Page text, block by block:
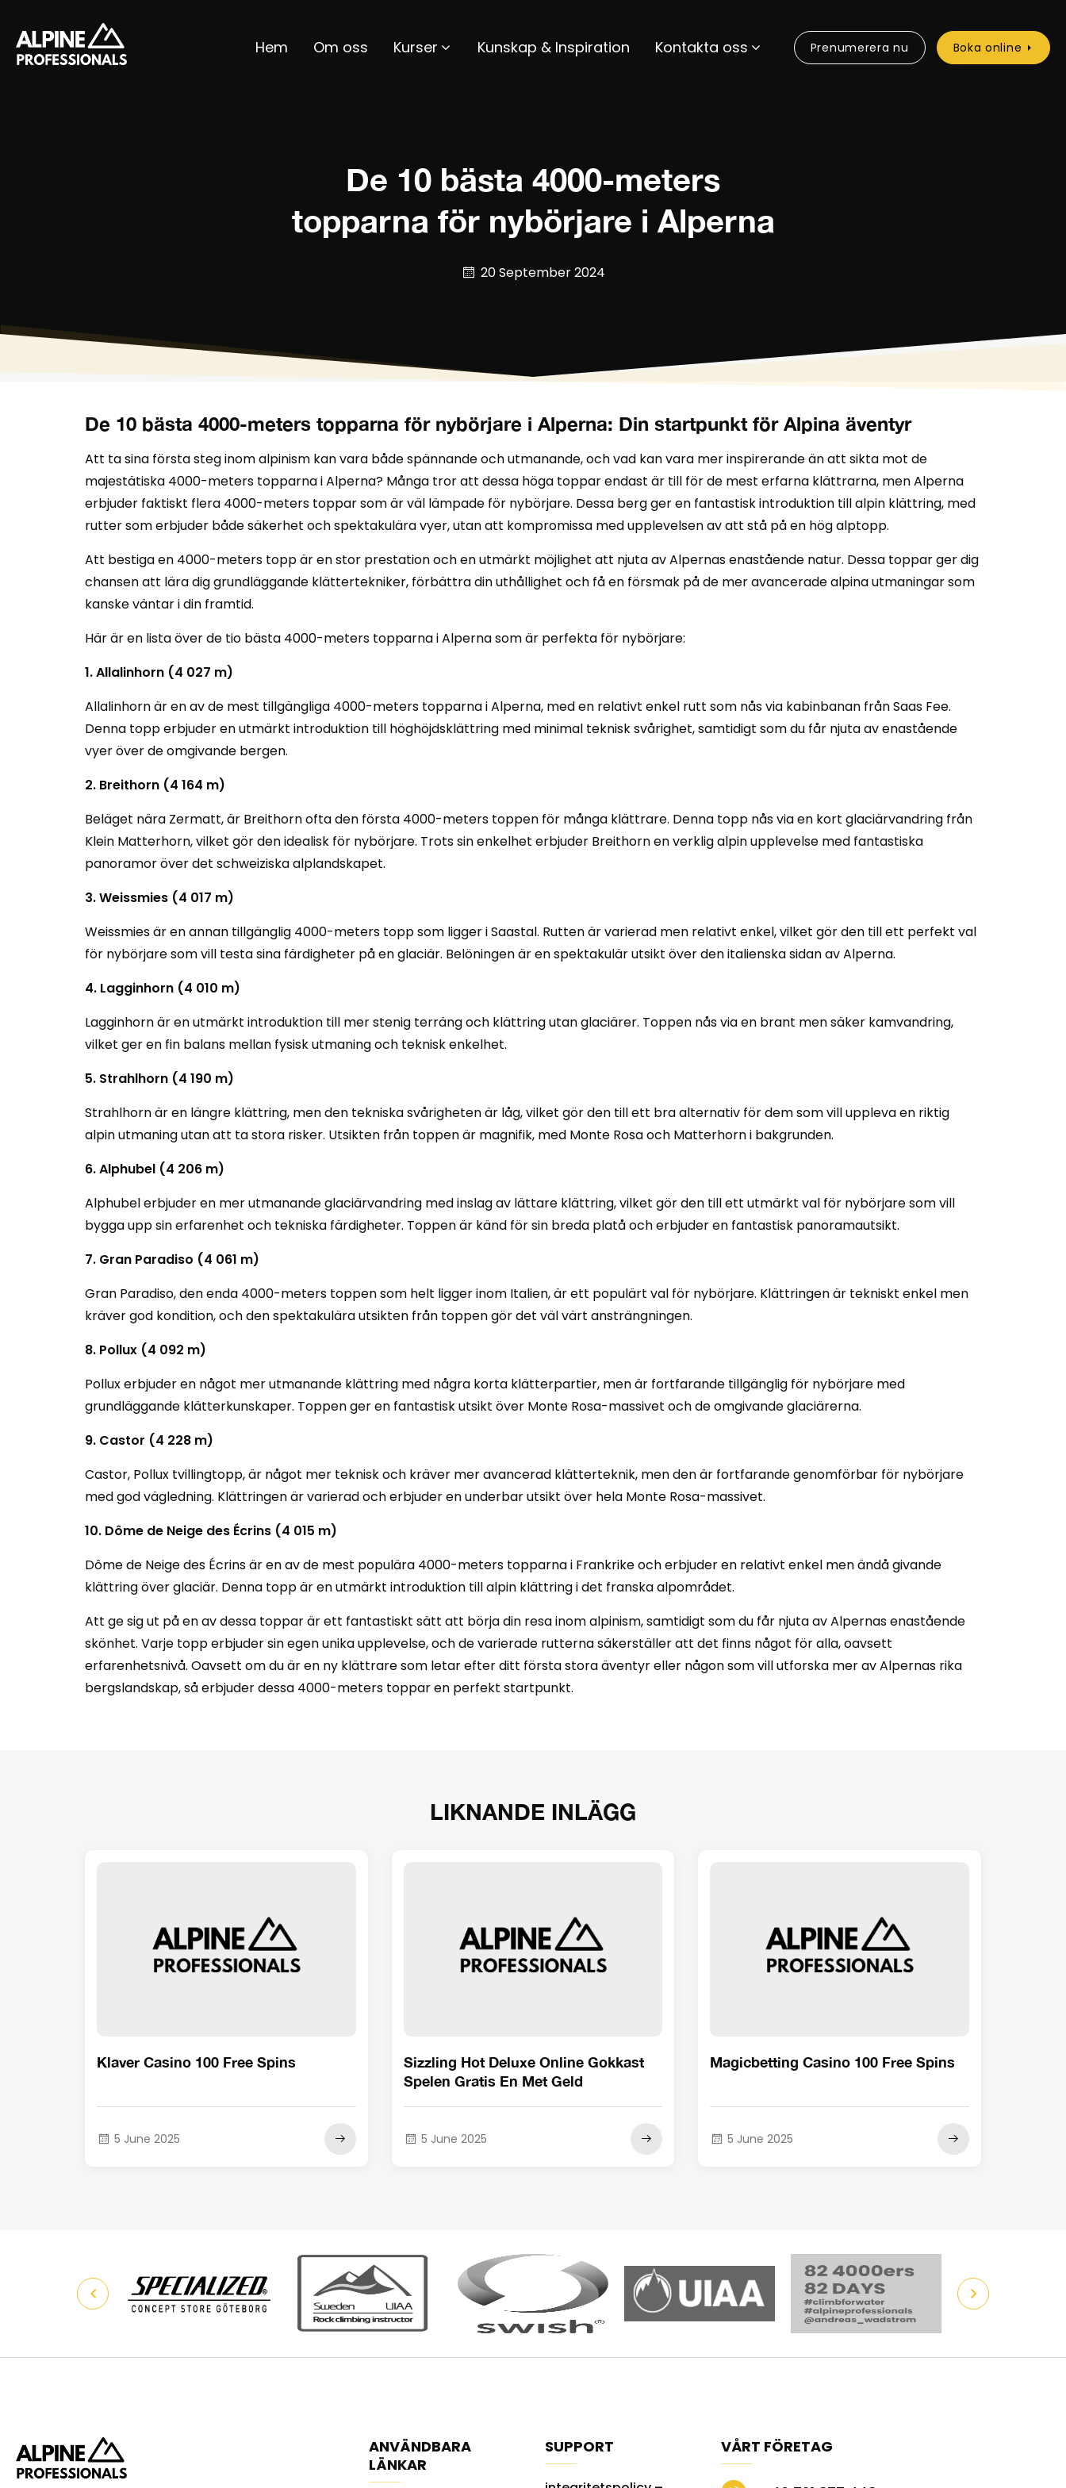
Hem Om oss Kurser Kunskap & Inspiration Kontakta oss Prenumerera nu Boka online
De 10 bästa 4000-meters
topparna för nybörjare i Alperna
20 September 2024
De 10 bästa 4000-meters topparna för nybörjare i Alperna: Din startpunkt för Alpina äventyr
Att ta sina första steg inom alpinism kan vara både spännande och utmanande, och vad kan vara mer inspirerande än att sikta mot de
majestätiska 4000-meters topparna i Alperna? Många tror att dessa höga toppar endast är till för de mest erfarna klättrarna, men Alperna
erbjuder faktiskt flera 4000-meters toppar som är väl lämpade för nybörjare. Dessa berg ger en fantastisk introduktion till alpin klättring, med
rutter som erbjuder både säkerhet och spektakulära vyer, utan att kompromissa med upplevelsen av att stå på en hög alptopp.
Att bestiga en 4000-meters topp är en stor prestation och en utmärkt möjlighet att njuta av Alpernas enastående natur. Dessa toppar ger dig
chansen att lära dig grundläggande klättertekniker, förbättra din uthållighet och få en försmak på de mer avancerade alpina utmaningar som
kanske väntar i din framtid.
Här är en lista över de tio bästa 4000-meters topparna i Alperna som är perfekta för nybörjare:
1. Allalinhorn (4 027 m)
Allalinhorn är en av de mest tillgängliga 4000-meters topparna i Alperna, med en relativt enkel rutt som nås via kabinbanan från Saas Fee.
Denna topp erbjuder en utmärkt introduktion till höghöjdsklättring med minimal teknisk svårighet, samtidigt som du får njuta av enastående
vyer över de omgivande bergen.
2. Breithorn (4 164 m)
Beläget nära Zermatt, är Breithorn ofta den första 4000-meters toppen för många klättrare. Denna topp nås via en kort glaciärvandring från
Klein Matterhorn, vilket gör den idealisk för nybörjare. Trots sin enkelhet erbjuder Breithorn en verklig alpin upplevelse med fantastiska
panoramor över det schweiziska alplandskapet.
3. Weissmies (4 017 m)
Weissmies är en annan tillgänglig 4000-meters topp som ligger i Saastal. Rutten är varierad men relativt enkel, vilket gör den till ett perfekt val
för nybörjare som vill testa sina färdigheter på en glaciär. Belöningen är en spektakulär utsikt över den italienska sidan av Alperna.
4. Lagginhorn (4 010 m)
Lagginhorn är en utmärkt introduktion till mer stenig terräng och klättring utan glaciärer. Toppen nås via en brant men säker kamvandring,
vilket ger en fin balans mellan fysisk utmaning och teknisk enkelhet.
5. Strahlhorn (4 190 m)
Strahlhorn är en längre klättring, men den tekniska svårigheten är låg, vilket gör den till ett bra alternativ för dem som vill uppleva en riktig
alpin utmaning utan att ta stora risker. Utsikten från toppen är magnifik, med Monte Rosa och Matterhorn i bakgrunden.
6. Alphubel (4 206 m)
Alphubel erbjuder en mer utmanande glaciärvandring med inslag av lättare klättring, vilket gör den till ett utmärkt val för nybörjare som vill
bygga upp sin erfarenhet och tekniska färdigheter. Toppen är känd för sin breda platå och erbjuder en fantastisk panoramautsikt.
7. Gran Paradiso (4 061 m)
Gran Paradiso, den enda 4000-meters toppen som helt ligger inom Italien, är ett populärt val för nybörjare. Klättringen är tekniskt enkel men
kräver god kondition, och den spektakulära utsikten från toppen gör det väl värt ansträngningen.
8. Pollux (4 092 m)
Pollux erbjuder en något mer utmanande klättring med några korta klätterpartier, men är fortfarande tillgänglig för nybörjare med
grundläggande klätterkunskaper. Toppen ger en fantastisk utsikt över Monte Rosa-massivet och de omgivande glaciärerna.
9. Castor (4 228 m)
Castor, Pollux tvillingtopp, är något mer teknisk och kräver mer avancerad klätterteknik, men den är fortfarande genomförbar för nybörjare
med god vägledning. Klättringen är varierad och erbjuder en underbar utsikt över hela Monte Rosa-massivet.
10. Dôme de Neige des Écrins (4 015 m)
Dôme de Neige des Écrins är en av de mest populära 4000-meters topparna i Frankrike och erbjuder en relativt enkel men ändå givande
klättring över glaciär. Denna topp är en utmärkt introduktion till alpin klättring i det franska alpområdet.
Att ge sig ut på en av dessa toppar är ett fantastiskt sätt att börja din resa inom alpinism, samtidigt som du får njuta av Alpernas enastående
skönhet. Varje topp erbjuder sin egen unika upplevelse, och de varierade rutterna säkerställer att det finns något för alla, oavsett
erfarenhetsnivå. Oavsett om du är en ny klättrare som letar efter ditt första stora äventyr eller någon som vill utforska mer av Alpernas rika
bergslandskap, så erbjuder dessa 4000-meters toppar en perfekt startpunkt.
LIKNANDE INLÄGG
Klaver Casino 100 Free Spins
5 June 2025
Sizzling Hot Deluxe Online Gokkast
Spelen Gratis En Met Geld
5 June 2025
Magicbetting Casino 100 Free Spins
5 June 2025
ANVÄNDBARA
LÄNKAR
SUPPORT VÅRT FÖRETAG